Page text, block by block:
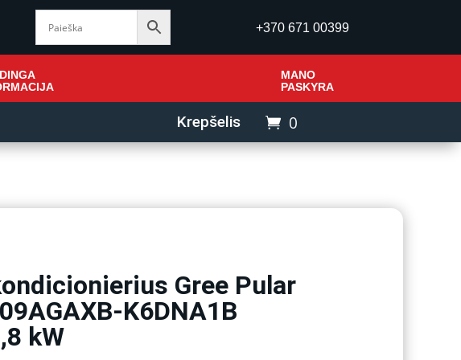
+370 671 00399
MANO
PASKYRA
Krepšelis 0
Gree Pular
K6DNA1B
kW